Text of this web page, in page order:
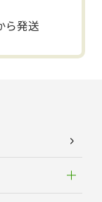
ら発送